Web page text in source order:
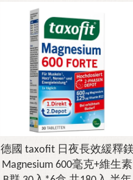
德國 taxofit 日夜長效緩釋鎂
Magnesium 600毫克+維生素